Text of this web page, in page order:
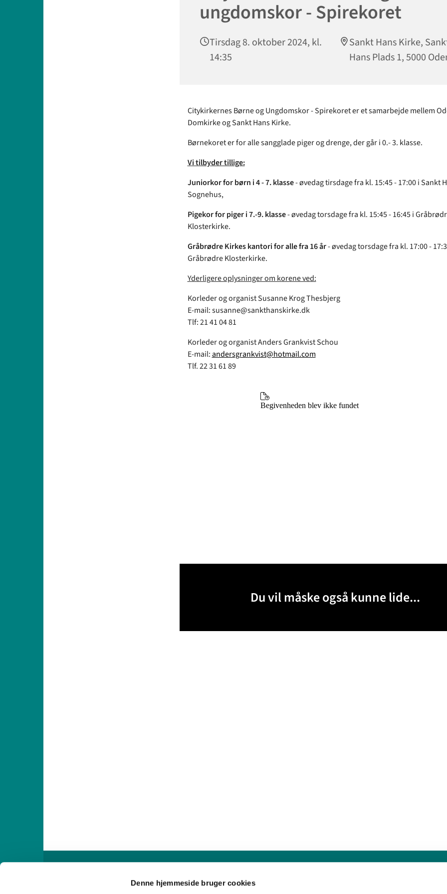
Denne hjemmeside bruger cookies
ungdomskor - Spirekoret
Tirsdag 8. oktober 2024, kl.
14:35
Sankt Hans Kirke,
Hans Plads 1, 5000
Citykirkernes Børne og Ungdomskor - Spirekoret er et samarbejde mellem
Domkirke og Sankt Hans Kirke.
Børnekoret er for alle sangglade piger og drenge, der går i 0.- 3. klasse.
Vi tilbyder tillige:
Juniorkor for børn i 4 - 7. klasse- øvedag tirsdage fra kl. 15:45 - 17:00 i Sankt
Sognehus,
Pigekor for piger i 7.-9. klasse- øvedag torsdage fra kl. 15:45 - 16:45 i
Klosterkirke.
Gråbrødre Kirkes kantori for alle fra 16 år- øvedag torsdage fra kl. 17:00 -
Gråbrødre Klosterkirke.
Yderligere oplysninger om korene ved:
Korleder og organist Susanne Krog Thesbjerg
E-mail: susanne@sankthanskirke.dk
Tlf: 21 41 04 81
Korleder og organist Anders Grankvist Schou
E-mail:andersgrankvist@hotmail.com
Tlf. 22 31 61 89
Du vil måske også kunne lide...
Telefon: 91 17 43 88